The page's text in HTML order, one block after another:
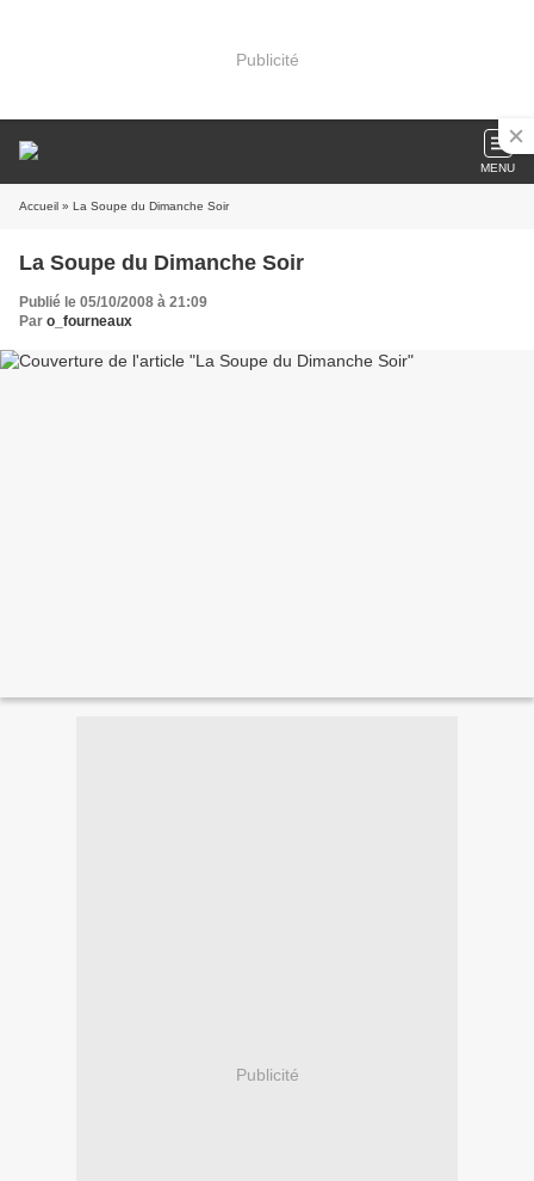
Publicité
MENU
Accueil » La Soupe du Dimanche Soir
La Soupe du Dimanche Soir
Publié le 05/10/2008 à 21:09
Par o_fourneaux
Publicité